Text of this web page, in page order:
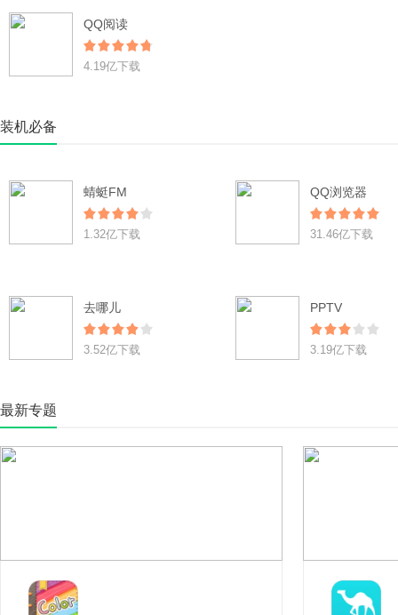
QQ阅读
4.19亿下载
装机必备
蜻蜓FM
1.32亿下载
QQ浏览器
31.46亿下载
去哪儿
3.52亿下载
PPTV
3.19亿下载
最新专题